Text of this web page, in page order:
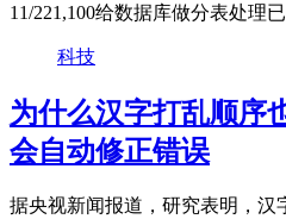
11/221,100给数据库做分表处理
科技
为什么汉字打乱顺序
会自动修正错误
据央视新闻报道，研究表明，汉